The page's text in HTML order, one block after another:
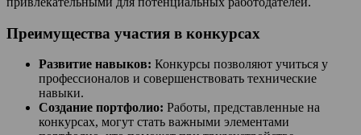
Преимущества участия в конкурсах
Развитие навыков: Конкурсы позволяют учиться у
профессионалов и совершенствовать технические
навыки.
Создание портфолио: Работы, представленные на
конкурсах, могут стать важными элементами